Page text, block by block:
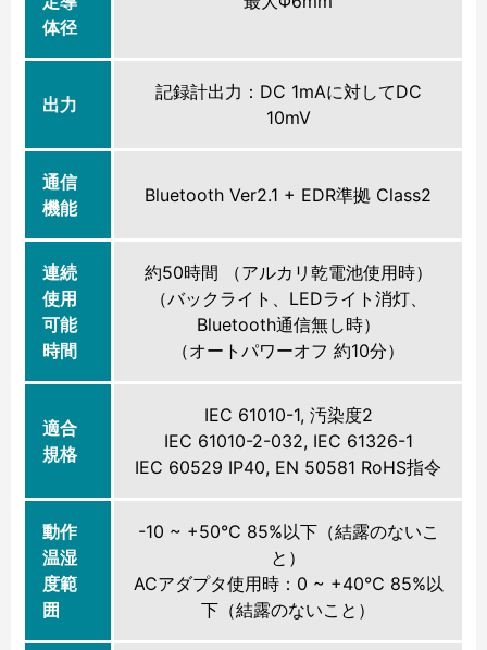
体径
出力
記録計出力：DC 1mAに対してDC
10mV
通信
機能
Bluetooth Ver2.1 + EDR準拠 Class2
連続
使用
可能
時間
約50時間 （アルカリ乾電池使用時）
（バックライト、LEDライト消灯、
Bluetooth通信無し時）
（オートパワーオフ 約10分）
適合
規格
IEC 61010-1, 汚染度2
IEC 61010-2-032, IEC 61326-1
IEC 60529 IP40, EN 50581 RoHS指令
動作
温湿
度範
囲
-10 ~ +50℃ 85%以下（結露のないこ
と）
ACアダプタ使用時：0 ~ +40℃ 85%以
下（結露のないこと）